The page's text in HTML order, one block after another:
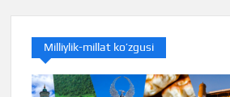
Milliylik-millat ko’zgusi